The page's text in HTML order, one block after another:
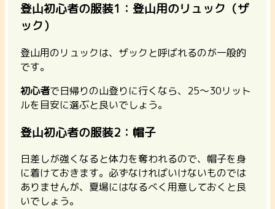
登山初心者の服装1：登山用のリュック（ザ
ック）
登山用のリュックは、ザックと呼ばれるのが一般的
です。
初心者で日帰りの山登りに行くなら、25～30リット
ルを目安に選ぶと良いでしょう。
登山初心者の服装2：帽子
日差しが強くなると体力を奪われるので、帽子を身
に着けておきます。必ずなければいけないものでは
ありませんが、夏場にはなるべく用意しておくと良
いでしょう。